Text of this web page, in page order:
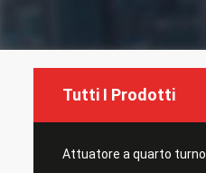
Tutti I Prodotti
Attuatore a quarto turno